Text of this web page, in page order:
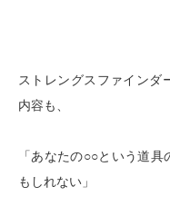
ストレングスファインダ
内容も、
「あなたの○○という道
もしれない」